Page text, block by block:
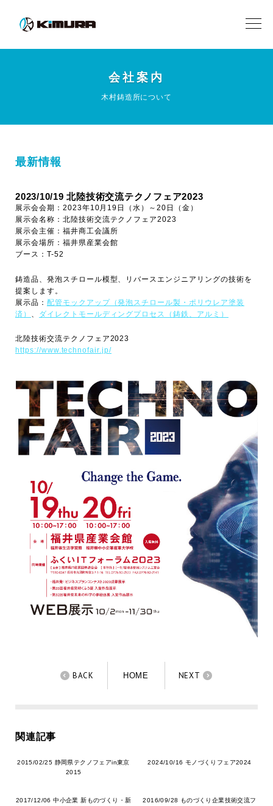
会社案内
木村鋳造所について
最新情報
2023/10/19 北陸技術交流テクノフェア2023
展示会会期：2023年10月19日（水）～20日（金）
展示会名称：北陸技術交流テクノフェア2023
展示会主催：福井商工会議所
展示会場所：福井県産業会館
ブース：T-52
鋳造品、発泡スチロール模型、リバースエンジニアリングの技術を
提案します。
展示品： 配管モックアップ（発泡スチロール製・ポリウレア塗装
済）
ダイレクトモールディングプロセス（鋳鉄、アルミ）
北陸技術交流テクノフェア2023
https://www.technofair.jp/
BACK HOME NEXT
関連記事
2015/02/25 静岡県テクノフェアin東京
2015
2024/10/16 モノづくりフェア2024
2017/12/06 中小企業 新ものづくり・新
2016/09/28 ものづくり企業技術交流フ